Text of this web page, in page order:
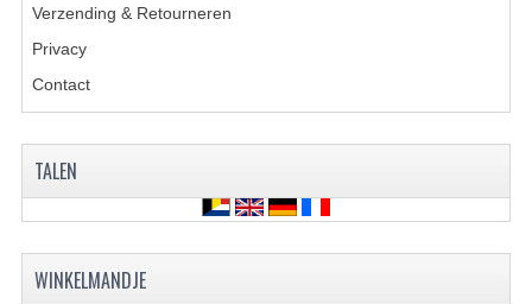
BRANDSTOF SYSTEEM
GEREEDSCHAP
KETTING EN TANDWIELEN
Verzending & Retourneren
Privacy
Contact
TALEN
WINKELMANDJE